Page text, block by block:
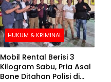
HUKUM & KRIMINAL
Mobil Rental Berisi 3
Kilogram Sabu, Pria Asal
Bone Ditahan Polisi di